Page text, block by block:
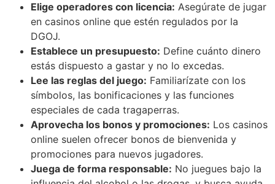
Elige operadores con licencia: Asegúrate de jugar
en casinos online que estén regulados por la
DGOJ.
Establece un presupuesto: Define cuánto dinero
estás dispuesto a gastar y no lo excedas.
Lee las reglas del juego: Familiarízate con los
símbolos, las bonificaciones y las funciones
especiales de cada tragaperras.
Aprovecha los bonos y promociones: Los casinos
online suelen ofrecer bonos de bienvenida y
promociones para nuevos jugadores.
Juega de forma responsable: No juegues bajo la